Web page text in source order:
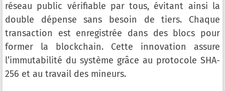
réseau public vérifiable par tous, évitant ainsi la
double dépense sans besoin de tiers. Chaque
transaction est enregistrée dans des blocs pour
former la blockchain. Cette innovation assure
l’immutabilité du système grâce au protocole SHA-
256 et au travail des mineurs.